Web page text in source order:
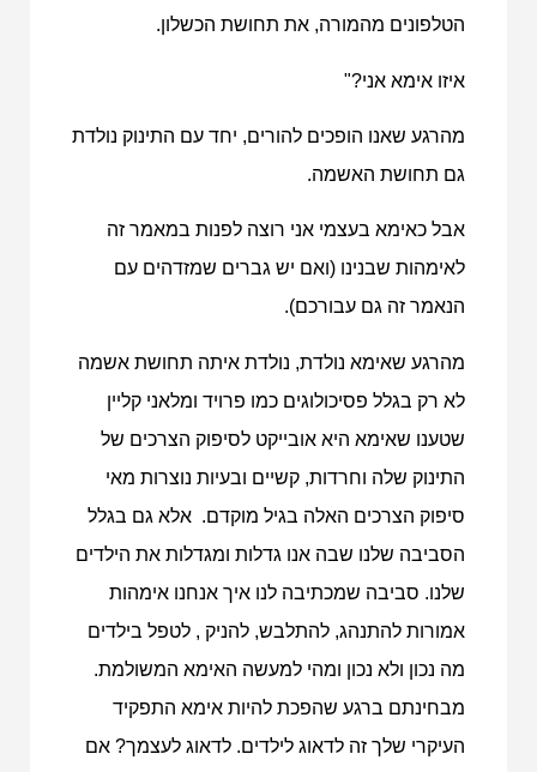
הטלפונים מהמורה, את תחושת הכשלון.
איזו אימא אני?"
מהרגע שאנו הופכים להורים, יחד עם התינוק נולדת
גם תחושת האשמה.
אבל כאימא בעצמי אני רוצה לפנות במאמר זה
לאימהות שבנינו (ואם יש גברים שמזדהים עם
הנאמר זה גם עבורכם).
מהרגע שאימא נולדת, נולדת איתה תחושת אשמה
לא רק בגלל פסיכולוגים כמו פרויד ומלאני קליין
שטענו שאימא היא אובייקט לסיפוק הצרכים של
התינוק שלה וחרדות, קשיים ובעיות נוצרות מאי
סיפוק הצרכים האלה בגיל מוקדם. אלא גם בגלל
הסביבה שלנו שבה אנו גדלות ומגדלות את הילדים
שלנו. סביבה שמכתיבה לנו איך אנחנו אימהות
אמורות להתנהג, להתלבש, להניק , לטפל בילדים
מה נכון ולא נכון ומהי למעשה האימא המשולמת.
מבחינתם ברגע שהפכת להיות אימא התפקיד
העיקרי שלך זה לדאוג לילדים. לדאוג לעצמך? אם